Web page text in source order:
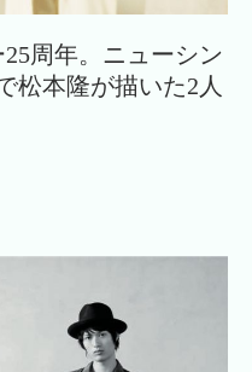
周年。ニューシン
松本隆が描いた2人